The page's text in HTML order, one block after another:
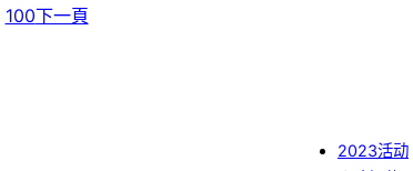
｜
强
化
100下一頁
2023活动